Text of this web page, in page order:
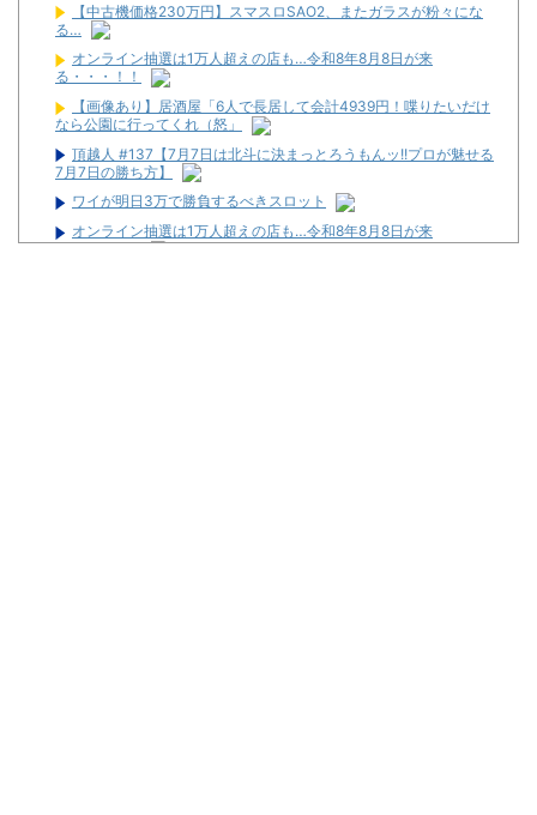
【中古機価格230万円】スマスロSAO2、またガラスが粉々にな
る…
オンライン抽選は1万人超えの店も…令和8年8月8日が来
る・・・！！
【画像あり】居酒屋「6人で長居して会計4939円！喋りたいだけ
なら公園に行ってくれ（怒」
頂越人 #137【7月7日は北斗に決まっとろうもんッ!!プロが魅せる
7月7日の勝ち方】
ワイが明日3万で勝負するべきスロット
オンライン抽選は1万人超えの店も…令和8年8月8日が来
る・・・！！